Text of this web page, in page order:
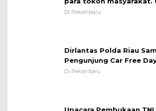
System OMP LK ²024
Di Pekanbaru
Dirlantas Polda Riau
Pengunjung Car Free
Pesan Edukasi
Di Pekanbaru